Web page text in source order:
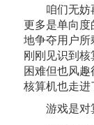
咱们无妨
更多是单向度
地争夺用户所
刚刚见识到核
困难但也风趣
核算机也走进
游戏是对